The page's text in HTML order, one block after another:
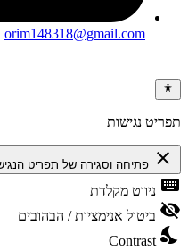
orim148318@gmail.com
נגישות
close פתיחה וסגירה של תפריט הנגישות
ניווט מקלדת
ביטול אנימציות / הבהובים
Contrast